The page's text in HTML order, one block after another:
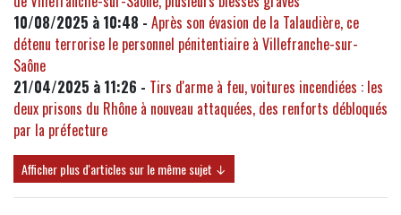
10/08/2025 à 10:48 - Après son évasion de la Talaudière, ce
détenu terrorise le personnel pénitentiaire à Villefranche-sur-
Saône
21/04/2025 à 11:26 - Tirs d'arme à feu, voitures incendiées : les
deux prisons du Rhône à nouveau attaquées, des renforts débloqués
par la préfecture
Afficher plus d'articles sur le même sujet ↓